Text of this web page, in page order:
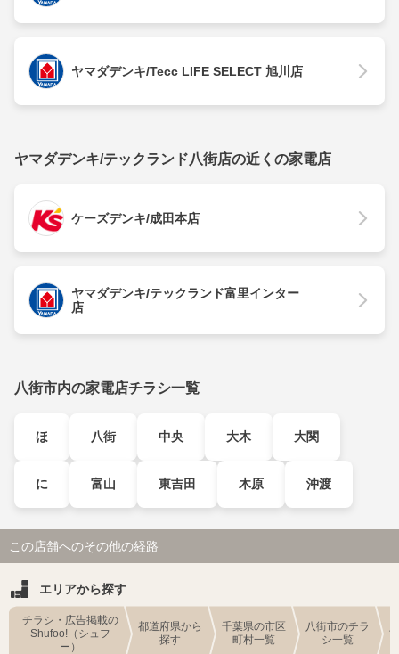
ヤマダデンキ/Tecc LIFE SELECT 旭川店
ヤマダデンキ/テックランド八街店の近くの家電店
ケーズデンキ/成田本店
ヤマダデンキ/テックランド富里インター
店
八街市内の家電店チラシ一覧
ほ 八街 中央 大木 大関
に 富山 東吉田 木原 沖渡
この店舗へのその他の経路
エリアから探す
チラシ・広告掲載の
Shufoo!（シュフ
ー）
都道府県から
探す
千葉県の市区
町村一覧
八街市のチラ
シ一覧